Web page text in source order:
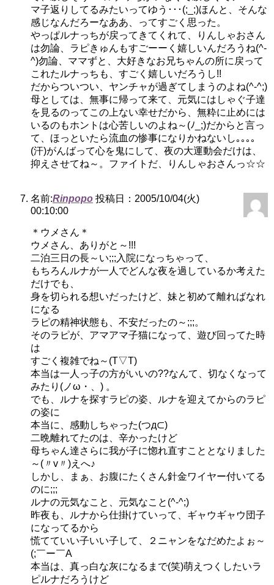
マ子返りしてるみたいってゆう･･･(;_;)ほんと、そんな
感じなんだろーなああ、ってすごく思った。
やっぱルナっちが戻ってきてくれて、りんしゃおさん
は勿論、ラピきゅんもすごーーく嬉しいんだろうね(^-
^)勿論、ママずと、大好きなお兄ちゃんの所に戻って
これたルナっちも、すごく嬉しいだろうし!!
だからついつい、ヤンチャが過ぎてしまうのよね(^-^;)
母としては、無事に帰って来て、元気にはしゃぐ子達
を見るのってこの上ない幸せだから、無粋に止めには
いるのもホントは心苦しいのよね～(ﾉ_;)だからと言っ
て、ほっといたら流血の惨事になりかねないし｡｡｡｡
(汗)がんばって心を鬼にして、夜の大運動会だけは、
抑えさせてね～。ファイトだ、りんしゃおさんっ☆☆
名前:Rinpopo 投稿日：2005/10/04(火)
00:10:00
＊ウメさん＊
ウメさん、ありがと～!!!
二泊三日の長～い;;;入院になっちゃって、
もちろんルナが一人でどんな夜を過しているか考えた
だけでも、
身を切られる想いだったけど、妹と初めて離ればなれ
になる
ラピの精神状態も、不安だったの～;;;。
そのラピが、アマアマ子猫になって、遊び回ってた時
は
すごく複雑でね～(T▽T)
本当は一人っ子の方がいいの??なんて、切なくなって
みたり(ノω・、) 。
でも、ルナを探すラピの姿、ルナを迎えてからのラピ
の姿に
本当に、感動しちゃった(つд⊂)
二晩離れてたのは、辛かったけど
母ちゃん達さらに我が子に惚れ直すこととなりました
～(〃v〃)えへ♪
しかし、まぁ、お腹にたくさん針金ワイヤー付いてる
のに;;;
ルナの元気なこと、元気なこと(^-^;)
昨夜も、ルナから仕掛けていって、ギャウギャウ団子
になってるから
慌てていい子いい子して、２ニャンをなだめたよぉ～
(;￣ー￣A
本当は、真っ白な灰になるまで(笑)萌えつくしたいラ
ピルナだろうけど